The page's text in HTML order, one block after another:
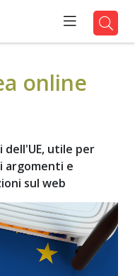
online
dell'UE, utile per
argomenti e
sul web